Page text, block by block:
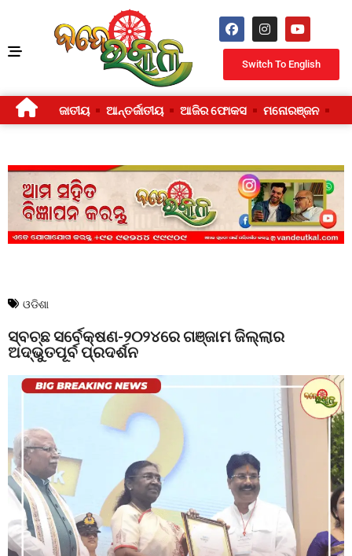
Switch To English
ଜାତୀୟ ଆନ୍ତର୍ଜାତୀୟ ଆଜିର ଫୋକସ ମନୋରଞ୍ଜନ
ଓଡିଶା
ସ୍ବଚ୍ଛ ସର୍ବେକ୍ଷଣ-୨୦୨୪ରେ ଗଞ୍ଜାମ ଜିଲ୍ଲାର
ଅଦ୍ଭୁତପୂର୍ବ ପ୍ରଦର୍ଶନ